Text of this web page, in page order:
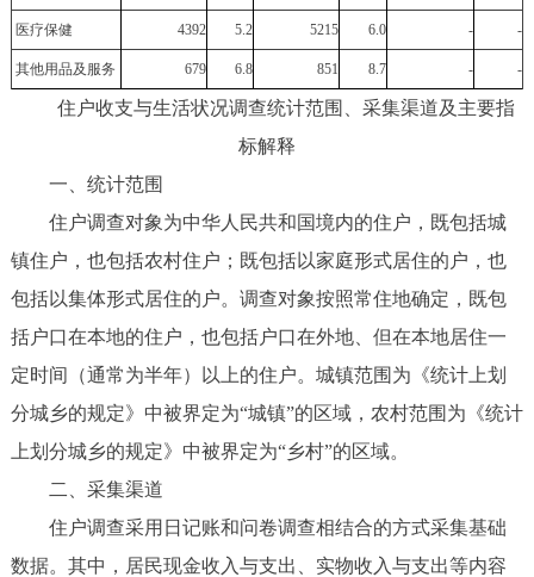
医疗保健 4392 5.2 5215 6.0 - -
其他用品及服务 679 6.8 851 8.7 - -
住户收支与生活状况调查统计范围、采集渠道及主要指
标解释
一、统计范围
住户调查对象为中华人民共和国境内的住户，既包括城
镇住户，也包括农村住户；既包括以家庭形式居住的户，也
包括以集体形式居住的户。调查对象按照常住地确定，既包
括户口在本地的住户，也包括户口在外地、但在本地居住一
定时间（通常为半年）以上的住户。城镇范围为《统计上划
分城乡的规定》中被界定为“城镇”的区域，农村范围为《统计
上划分城乡的规定》中被界定为“乡村”的区域。
二、采集渠道
住户调查采用日记账和问卷调查相结合的方式采集基础
数据。其中，居民现金收入与支出、实物收入与支出等内容